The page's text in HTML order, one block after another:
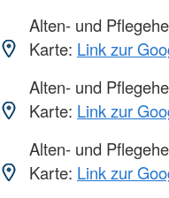
Alten- und
Karte: Link zur
Alten- und
Karte: Link zur
Alten- und
Karte: Link zur